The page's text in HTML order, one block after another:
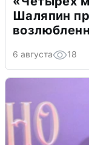
Шаляпин
6 августа 18